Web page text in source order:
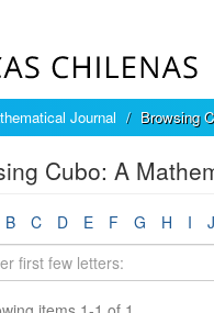
Journal Browsing
Cubo: A
B C D E F G H I J